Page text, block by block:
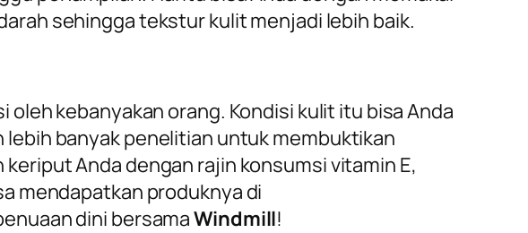
sehingga tekstur kulit menjadi lebih baik.
kebanyakan orang. Kondisi kulit itu bisa Anda
lebih banyak penelitian untuk membuktikan
Anda dengan rajin konsumsi vitamin E,
mendapatkan produknya di
dini bersamaWindmill!